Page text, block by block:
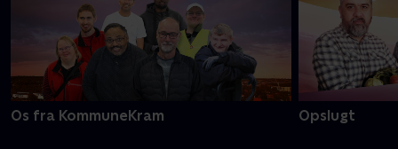
Os fra KommuneKram Opslugt